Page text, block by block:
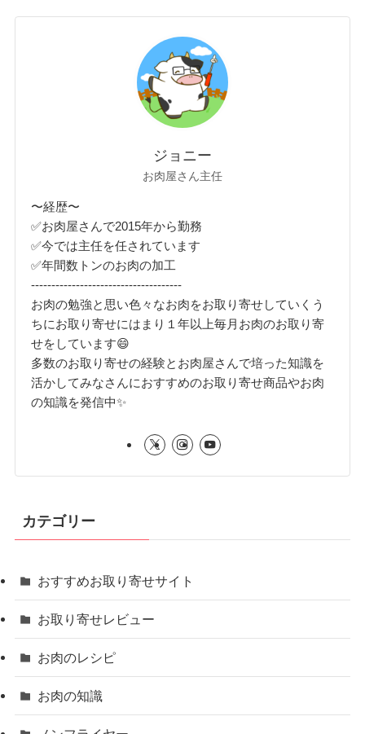
ジョニー
お肉屋さん主任
〜経歴〜
✅お肉屋さんで2015年から勤務
✅今では主任を任されています
✅年間数トンのお肉の加工
-------------------------------------
お肉の勉強と思い色々なお肉をお取り寄せしていくう
ちにお取り寄せにはまり１年以上毎月お肉のお取り寄
せをしています😄
多数のお取り寄せの経験とお肉屋さんで培った知識を
活かしてみなさんにおすすめのお取り寄せ商品やお肉
の知識を発信中✨
カテゴリー
おすすめお取り寄せサイト
お取り寄せレビュー
お肉のレシピ
お肉の知識